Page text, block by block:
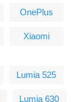
OnePlus
Xiaomi
Lumia 525
Lumia 630